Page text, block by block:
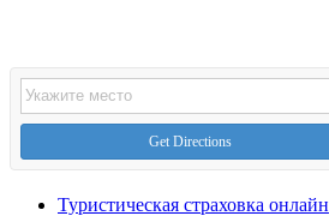
Get Directions
Туристическая страховка онлайн